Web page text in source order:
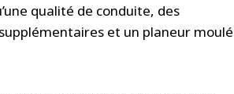
qualité de conduite, des
et un planeur moulé